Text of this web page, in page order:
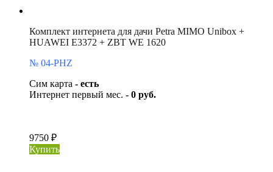
Комплект интернета для дачи Petra MIMO Unibox +
HUAWEI E3372 + ZBT WE 1620
№ 04-PHZ
Сим карта - есть
Интернет первый мес. - 0 руб.
9750 ₽
Купить